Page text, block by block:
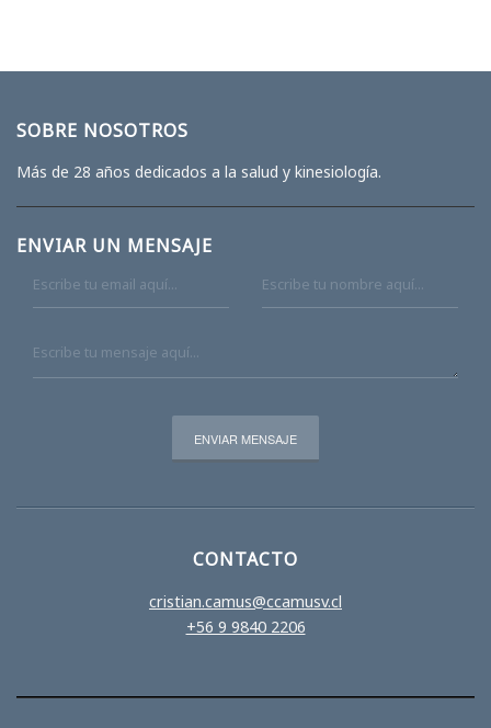
SOBRE NOSOTROS
Más de 28 años dedicados a la salud y kinesiología.
ENVIAR UN MENSAJE
CONTACTO
cristian.camus@ccamusv.cl
+56 9 9840 2206